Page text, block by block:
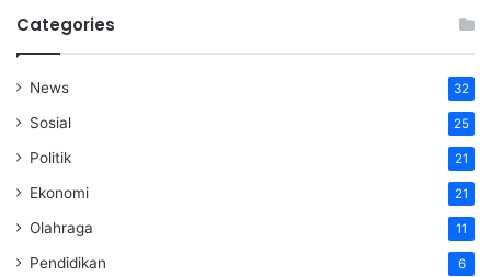
Categories
News 32
Sosial 25
Politik 21
Ekonomi 21
Olahraga 11
Pendidikan 6